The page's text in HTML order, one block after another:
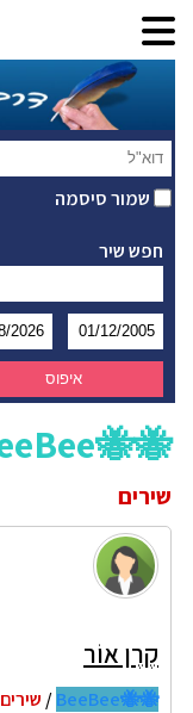
שמור סיסמה
חפש שיר
🐝🐝BeeBee
שירים
קֶרֶן אוֹר
🐝🐝BeeBee
/ שירים